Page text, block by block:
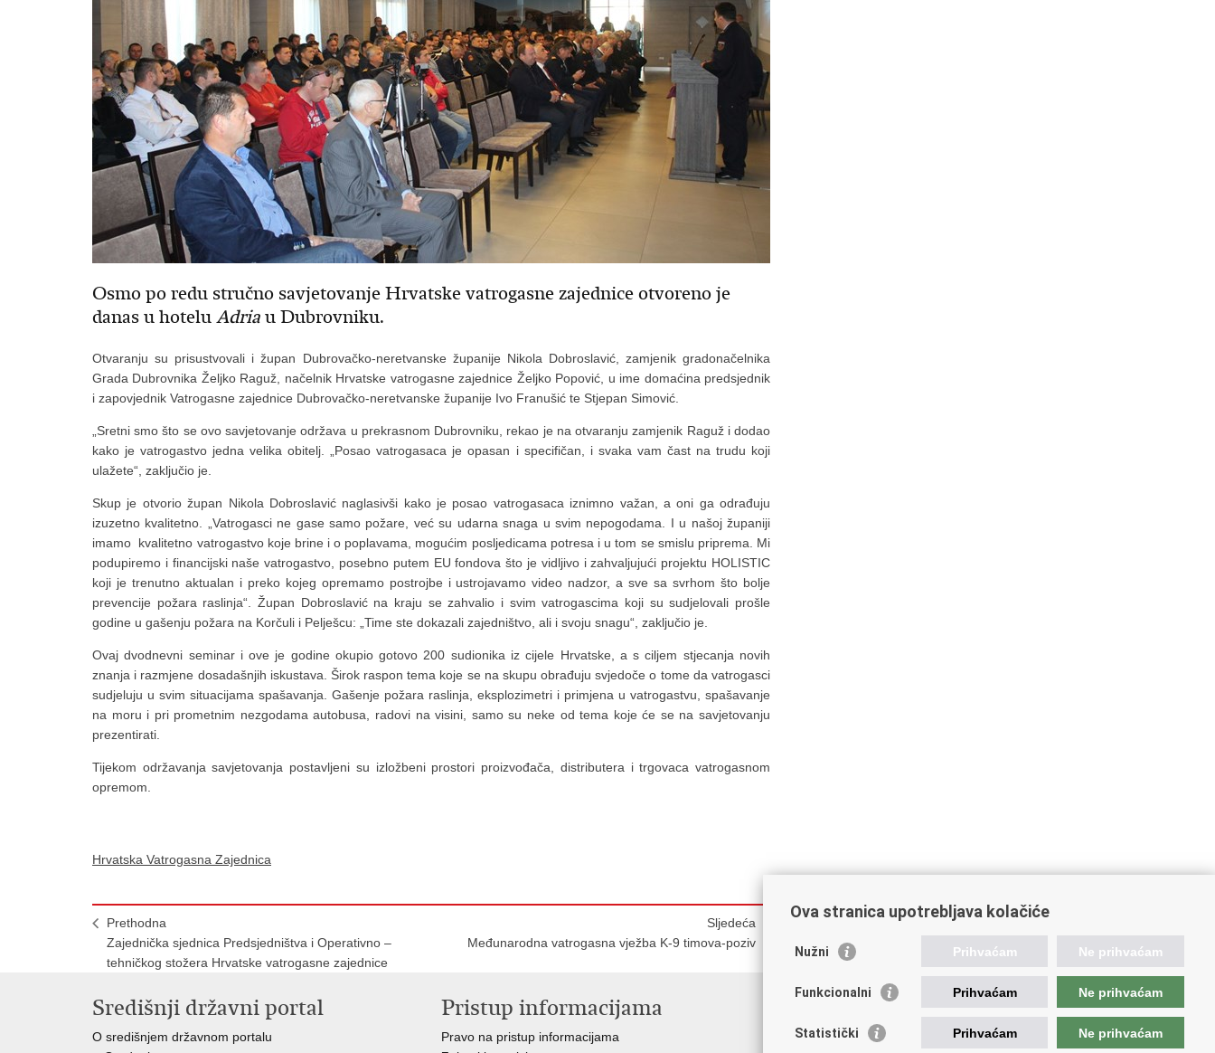
Osmo po redu stručno savjetovanje Hrvatske vatrogasne zajednice otvoreno je
danas u hotelu Adria u Dubrovniku.
Otvaranju su prisustvovali i župan Dubrovačko-neretvanske županije Nikola Dobroslavić, zamjenik gradonačelnika
Grada Dubrovnika Željko Raguž, načelnik Hrvatske vatrogasne zajednice Željko Popović, u ime domaćina predsjednik
i zapovjednik Vatrogasne zajednice Dubrovačko-neretvanske županije Ivo Franušić te Stjepan Simović.
„Sretni smo što se ovo savjetovanje održava u prekrasnom Dubrovniku, rekao je na otvaranju zamjenik Raguž i dodao
kako je vatrogastvo jedna velika obitelj. „Posao vatrogasaca je opasan i specifičan, i svaka vam čast na trudu koji
ulažete“, zaključio je.
Skup je otvorio župan Nikola Dobroslavić naglasivši kako je posao vatrogasaca iznimno važan, a oni ga odrađuju
izuzetno kvalitetno. „Vatrogasci ne gase samo požare, već su udarna snaga u svim nepogodama. I u našoj županiji
imamo kvalitetno vatrogastvo koje brine i o poplavama, mogućim posljedicama potresa i u tom se smislu priprema. Mi
podupiremo i financijski naše vatrogastvo, posebno putem EU fondova što je vidljivo i zahvaljujući projektu HOLISTIC
koji je trenutno aktualan i preko kojeg opremamo postrojbe i ustrojavamo video nadzor, a sve sa svrhom što bolje
prevencije požara raslinja“. Župan Dobroslavić na kraju se zahvalio i svim vatrogascima koji su sudjelovali prošle
godine u gašenju požara na Korčuli i Pelješcu: „Time ste dokazali zajedništvo, ali i svoju snagu“, zaključio je.
Ovaj dvodnevni seminar i ove je godine okupio gotovo 200 sudionika iz cijele Hrvatske, a s ciljem stjecanja novih
znanja i razmjene dosadašnjih iskustava. Širok raspon tema koje se na skupu obrađuju svjedoče o tome da vatrogasci
sudjeluju u svim situacijama spašavanja. Gašenje požara raslinja, eksplozimetri i primjena u vatrogastvu, spašavanje
na moru i pri prometnim nezgodama autobusa, radovi na visini, samo su neke od tema koje će se na savjetovanju
prezentirati.
Tijekom održavanja savjetovanja postavljeni su izložbeni prostori proizvođača, distributera i trgovaca vatrogasnom
opremom.
Hrvatska Vatrogasna Zajednica
Prethodna
Zajednička sjednica Predsjedništva i Operativno –
tehničkog stožera Hrvatske vatrogasne zajednice
Sljedeća
Međunarodna vatrogasna vježba K-9 timova-poziv
Središnji državni portal
O središnjem državnom portalu
Pristup informacijama
Pravo na pristup informacijama
Važne poveznice
Vlada RH
Ova stranica upotrebljava kolačiće
Nužni Prihvaćam Ne prihvaćam
Funkcionalni Prihvaćam Ne prihvaćam
Statistički Prihvaćam Ne prihvaćam